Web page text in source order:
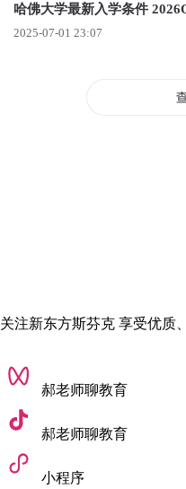
‌学术背景‌：
需持有认可大学的学
究潜力‌‌‌‌
‌语言要求‌：
哈佛大学最新入学条件
2025-07-01 23:07
关注新东方斯芬克 享受优质
郝老师聊教育
郝老师聊教育
小程序